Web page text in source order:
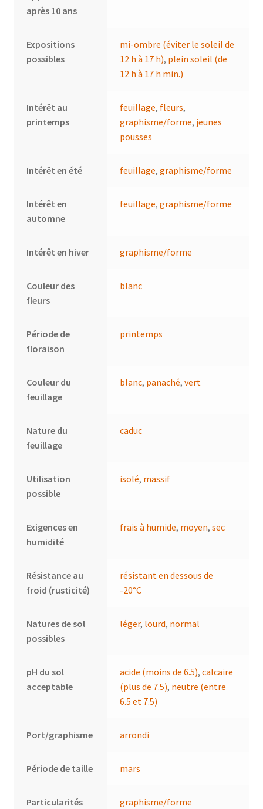
après 10 ans
Expositions
possibles
mi-ombre (éviter le soleil de
12 h à 17 h), plein soleil (de
12 h à 17 h min.)
Intérêt au
printemps
feuillage, fleurs,
graphisme/forme, jeunes
pousses
Intérêt en été feuillage,graphisme/forme
Intérêt en
automne
feuillage,graphisme/forme
Intérêt en hiver graphisme/forme
Couleur des
fleurs
blanc
Période de
floraison
printemps
Couleur du
feuillage
blanc, panaché,vert
Nature du
feuillage
caduc
Utilisation
possible
isolé, massif
Exigences en
humidité
frais à humide, moyen,sec
Résistance au
froid (rusticité)
résistant en dessous de
-20°C
Natures de sol
possibles
léger, lourd, normal
pH du sol
acceptable
acide (moins de 6.5),calcaire
(plus de 7.5), neutre (entre
6.5 et 7.5)
Port/graphisme arrondi
Période de taille mars
Particularités graphisme/forme